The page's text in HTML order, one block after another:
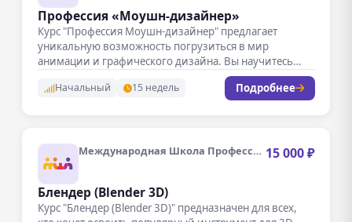
Профессия «Моушн-дизайнер»
Курс "Профессия Моушн-дизайнер" предлагает
уникальную возможность погрузиться в мир
анимации и графического дизайна. Вы научитесь
Начальный 15 недель Подробнее
Международная Школа Профессий 15 000 ₽
Блендер (Blender 3D)
Курс "Блендер (Blender 3D)" предназначен для всех,